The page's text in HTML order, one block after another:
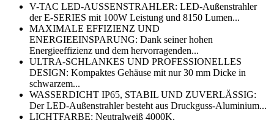
V-TAC LED-AUSSENSTRAHLER: LED-Außenstrahler
der E-SERIES mit 100W Leistung und 8150 Lumen...
MAXIMALE EFFIZIENZ UND
ENERGIEEINSPARUNG: Dank seiner hohen
Energieeffizienz und dem hervorragenden...
ULTRA-SCHLANKES UND PROFESSIONELLES
DESIGN: Kompaktes Gehäuse mit nur 30 mm Dicke in
schwarzem...
WASSERDICHT IP65, STABIL UND ZUVERLÄSSIG:
Der LED-Außenstrahler besteht aus Druckguss-Aluminium...
LICHTFARBE: Neutralweiß 4000K.